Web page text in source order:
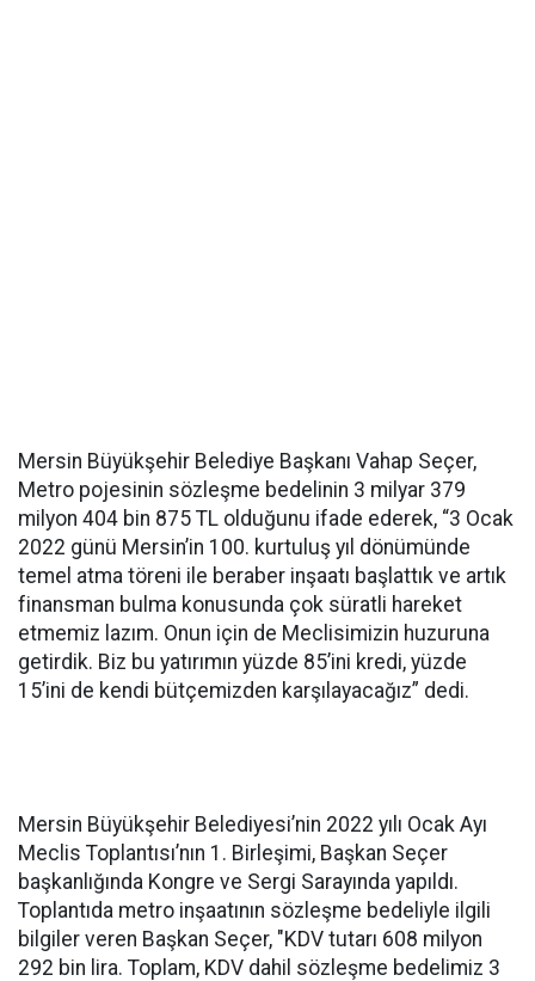
Mersin Büyükşehir Belediye Başkanı Vahap Seçer,
Metro pojesinin sözleşme bedelinin 3 milyar 379
milyon 404 bin 875 TL olduğunu ifade ederek, “3 Ocak
2022 günü Mersin’in 100. kurtuluş yıl dönümünde
temel atma töreni ile beraber inşaatı başlattık ve artık
finansman bulma konusunda çok süratli hareket
etmemiz lazım. Onun için de Meclisimizin huzuruna
getirdik. Biz bu yatırımın yüzde 85’ini kredi, yüzde
15’ini de kendi bütçemizden karşılayacağız” dedi.
Mersin Büyükşehir Belediyesi’nin 2022 yılı Ocak Ayı
Meclis Toplantısı’nın 1. Birleşimi, Başkan Seçer
başkanlığında Kongre ve Sergi Sarayında yapıldı.
Toplantıda metro inşaatının sözleşme bedeliyle ilgili
bilgiler veren Başkan Seçer, "KDV tutarı 608 milyon
292 bin lira. Toplam, KDV dahil sözleşme bedelimiz 3